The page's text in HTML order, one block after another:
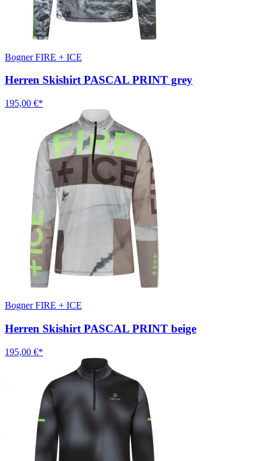
Bogner FIRE + ICE
Herren Skishirt PASCAL PRINT grey
195,00 €*
Bogner FIRE + ICE
Herren Skishirt PASCAL PRINT beige
195,00 €*